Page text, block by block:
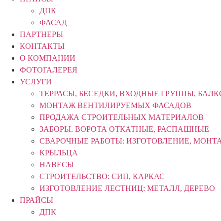
ДПК
ФАСАД
ПАРТНЕРЫ
КОНТАКТЫ
О КОМПАНИИ
ФОТОГАЛЕРЕЯ
УСЛУГИ
ТЕРРАСЫ, БЕСЕДКИ, ВХОДНЫЕ ГРУППЫ,
МОНТАЖ ВЕНТИЛИРУЕМЫХ ФАСАДОВ
ПРОДАЖА СТРОИТЕЛЬНЫХ МАТЕРИАЛОВ
ЗАБОРЫ. ВОРОТА ОТКАТНЫЕ, РАСПАШНЫЕ
СВАРОЧНЫЕ РАБОТЫ: ИЗГОТОВЛЕНИЕ,
КРЫЛЬЦА
НАВЕСЫ
СТРОИТЕЛЬСТВО: СИП, КАРКАС
ИЗГОТОВЛЕНИЕ ЛЕСТНИЦ: МЕТАЛЛ, ДЕРЕВО
ПРАЙСЫ
ДПК